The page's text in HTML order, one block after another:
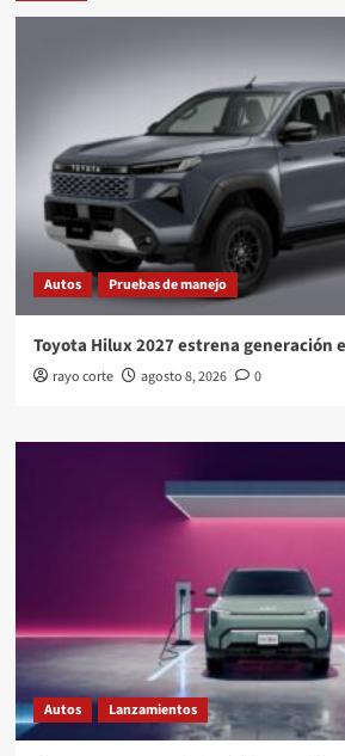
Autos Pruebas de manejo
Toyota Hilux 2027 estrena generación
rayo corte agosto 8, 2026 0
Autos Lanzamientos